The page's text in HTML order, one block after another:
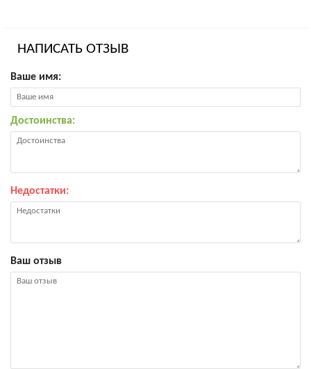
НАПИСАТЬ ОТЗЫВ
Ваше имя:
Достоинства:
Недостатки:
Ваш отзыв